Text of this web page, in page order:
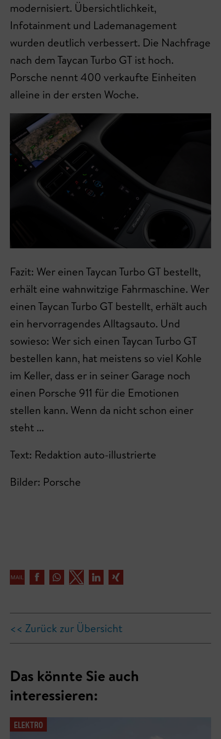
modernisiert. Übersichtlichkeit,
Infotainment und Lademanagement
wurden deutlich verbessert. Die Nachfrage
nach dem Taycan Turbo GT ist hoch.
Porsche nennt 400 verkaufte Einheiten
alleine in der ersten Woche.
Fazit: Wer einen Taycan Turbo GT bestellt,
erhält eine wahnwitzige Fahrmaschine. Wer
einen Taycan Turbo GT bestellt, erhält auch
ein hervorragendes Alltagsauto. Und
sowieso: Wer sich einen Taycan Turbo GT
bestellen kann, hat meistens so viel Kohle
im Keller, dass er in seiner Garage noch
einen Porsche 911 für die Emotionen
stellen kann. Wenn da nicht schon einer
steht ...
Text: Redaktion auto-illustrierte
Bilder: Porsche
<< Zurück zur Übersicht
Das könnte Sie auch
interessieren:
ELEKTRO